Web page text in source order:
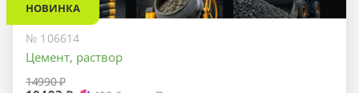
НОВИНКА
№ 106614
Цемент, раствор
14990 ₽